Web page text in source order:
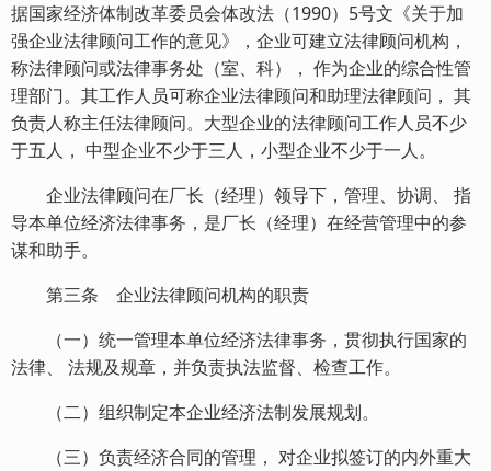
据国家经济体制改革委员会体改法（1990）5号文《关于加
强企业法律顾问工作的意见》，企业可建立法律顾问机构，
称法律顾问或法律事务处（室、科）， 作为企业的综合性管
理部门。其工作人员可称企业法律顾问和助理法律顾问， 其
负责人称主任法律顾问。大型企业的法律顾问工作人员不少
于五人， 中型企业不少于三人，小型企业不少于一人。
企业法律顾问在厂长（经理）领导下，管理、协调、 指
导本单位经济法律事务，是厂长（经理）在经营管理中的参
谋和助手。
第三条 企业法律顾问机构的职责
（一）统一管理本单位经济法律事务，贯彻执行国家的
法律、 法规及规章，并负责执法监督、检查工作。
（二）组织制定本企业经济法制发展规划。
（三）负责经济合同的管理， 对企业拟签订的内外重大